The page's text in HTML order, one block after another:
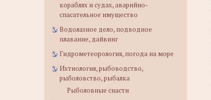
кораблях и судах, аварийно-
спасательное имущество
Водолазное дело, подводное
плавание, дайвинг
Гидрометеорология, погода на море
Ихтиология, рыбоводство,
рыболовство, рыбалка
Рыболовные снасти